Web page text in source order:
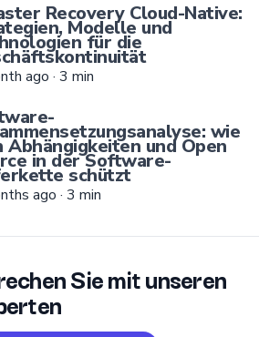
Recovery Cloud-Native:
Modelle und
für die
ago · 3 min
wie
Abhängigkeiten und Open
in der Software-
schützt
ago · 3 min
Sie mit unseren